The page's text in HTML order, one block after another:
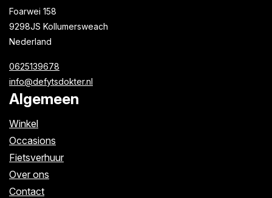
Foarwei 158
9298JS Kollumersweach
Nederland
0625139678
info@defytsdokter.nl
Algemeen
Winkel
Occasions
Fietsverhuur
Over ons
Contact